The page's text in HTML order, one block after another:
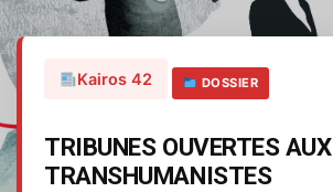
Kairos 42 DOSSIER
TRIBUNES OUVERTES AUX
TRANSHUMANISTES